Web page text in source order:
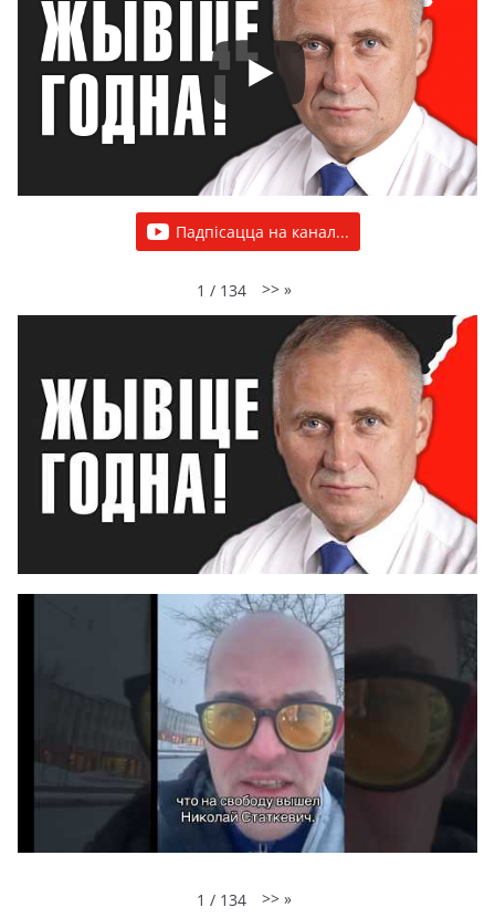
Падпісацца на канал...
1 / 134 >> »
1 / 134 >> »